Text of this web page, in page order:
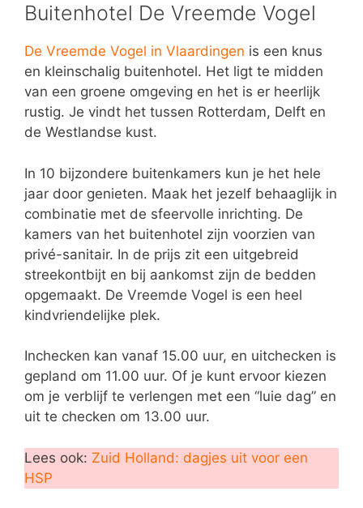
Buitenhotel De Vreemde Vogel
De Vreemde Vogel in Vlaardingen is een knus
en kleinschalig buitenhotel. Het ligt te midden
van een groene omgeving en het is er heerlijk
rustig. Je vindt het tussen Rotterdam, Delft en
de Westlandse kust.
In 10 bijzondere buitenkamers kun je het hele
jaar door genieten. Maak het jezelf behaaglijk in
combinatie met de sfeervolle inrichting. De
kamers van het buitenhotel zijn voorzien van
privé-sanitair. In de prijs zit een uitgebreid
streekontbijt en bij aankomst zijn de bedden
opgemaakt. De Vreemde Vogel is een heel
kindvriendelijke plek.
Inchecken kan vanaf 15.00 uur, en uitchecken is
gepland om 11.00 uur. Of je kunt ervoor kiezen
om je verblijf te verlengen met een “luie dag” en
uit te checken om 13.00 uur.
Lees ook: Zuid Holland: dagjes uit voor een
HSP